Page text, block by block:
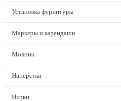
Установка фурнитуры
Маркеры и карандаши
Молнии
Наперстки
Нитки